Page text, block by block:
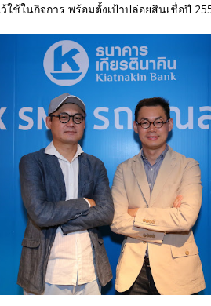
ใช้ในกิจการ พร้อมตั้งเป้าปล่อยสินเชื่อปี